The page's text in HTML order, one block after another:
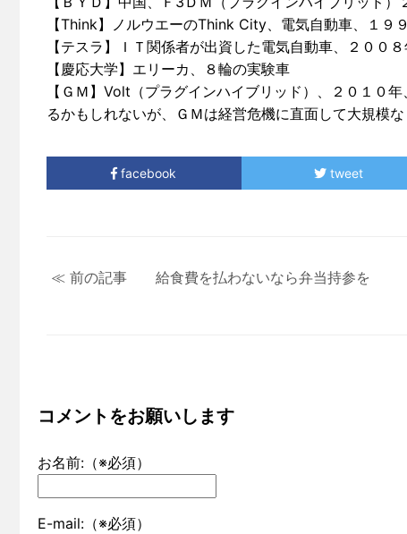
【Think】ノルウエーのThink City、電気自動車、１９９
【テスラ】ＩＴ関係者が出資した電気自動車、２００
【慶応大学】エリーカ、８輪の実験車
【ＧＭ】Volt（プラグインハイブリッド）、２０１０
るかもしれないが、ＧＭは経営危機に直面して大規模
facebook tweet
≪ 前の記事 給食費を払わないなら弁当持参を
コメントをお願いします
お名前:（※必須）
E-mail:（※必須）